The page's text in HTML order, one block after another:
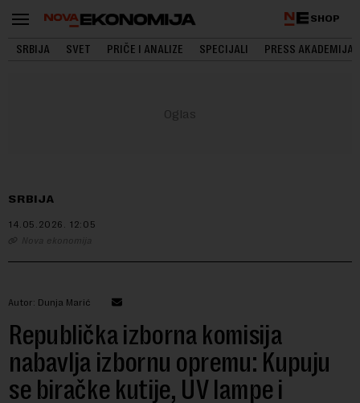
SHOP
SRBIJA SVET PRIČE I ANALIZE SPECIJALI PRESS AKADEMIJA
SRBIJA
14.05.2026. 12:05
Nova ekonomija
Autor: Dunja Marić
Republička izborna komisija
nabavlja izbornu opremu: Kupuju
se biračke kutije, UV lampe i